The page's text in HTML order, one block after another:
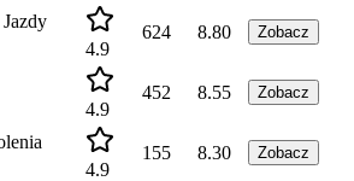
4.9
624 8.80 Zobacz
4.9
452 8.55 Zobacz
4.9
155 8.30 Zobacz